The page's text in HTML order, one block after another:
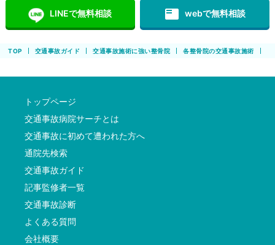
LINEで無料相談 featured_play_list webで無料相談
TOP 交通事故ガイド 交通事故施術に強い整骨院 各整骨院の交通事故施術
トップページ
交通事故病院サーチとは
交通事故に初めて遭われた方へ
通院先検索
交通事故ガイド
記事監修者一覧
交通事故診断
よくある質問
会社概要